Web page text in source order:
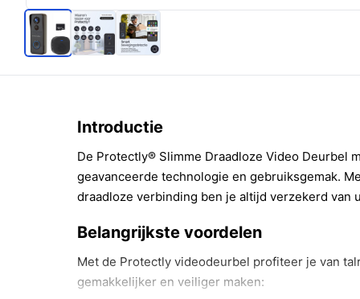
Introductie
De Protectly® Slimme Draadloze Video Deurbel
geavanceerde technologie en gebruiksgemak.
draadloze verbinding ben je altijd verzekerd
Belangrijkste voordelen
Met de Protectly videodeurbel profiteer je van
gemakkelijker en veiliger maken: